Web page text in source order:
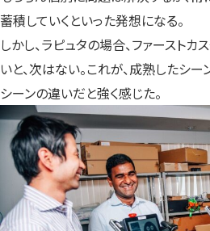
蓄積していくといった発想になる。
しかし、ラピュタの場合、ファースト
いと、次はない。これが、成熟したシ
シーンの違いだと強く感じた。